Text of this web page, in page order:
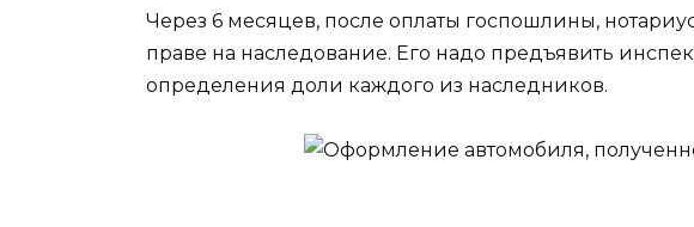
Через 6 месяцев, после оплаты госпошлины,
праве на наследование. Его надо предъявить
определения доли каждого из наследников.